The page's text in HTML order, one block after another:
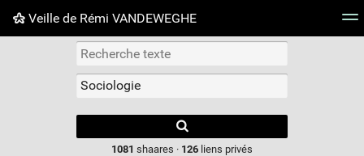
Veille de Rémi VANDEWEGHE
Nuage de tags Mur d'images
results.
1081 shaares · 126liens privés